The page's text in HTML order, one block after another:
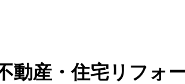
動産・住宅リフォ